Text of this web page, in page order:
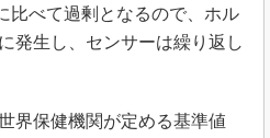
セキュリティ
コロナへの対応
比べて過剰となるので、ホル
発生し、センサーは繰り返し
界保健機関が定める基準値